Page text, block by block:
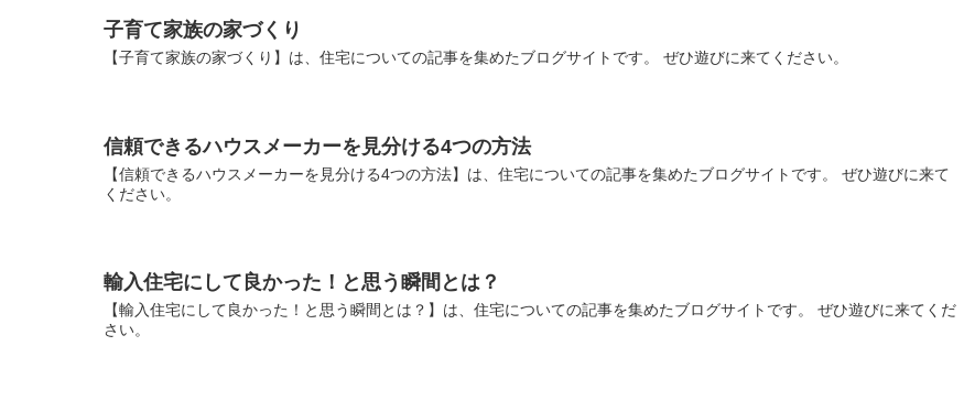
子育て家族の家づくり
【子育て家族の家づくり】は、住宅についての記事を集めたブログサイトです。 ぜひ遊びに来てください。
信頼できるハウスメーカーを見分ける4つの方法
【信頼できるハウスメーカーを見分ける4つの方法】は、住宅についての記事を集めたブログサイトです。 ぜひ遊びに来て
ください。
輸入住宅にして良かった！と思う瞬間とは？
【輸入住宅にして良かった！と思う瞬間とは？】は、住宅についての記事を集めたブログサイトです。 ぜひ遊びに来てくだ
さい。